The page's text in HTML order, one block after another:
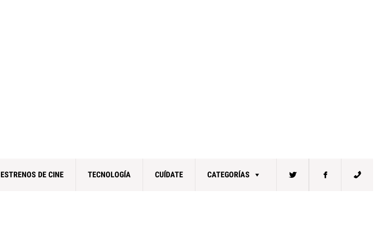
ESTRENOS DE CINE TECNOLOGÍA CUÍDATE CATEGORÍAS